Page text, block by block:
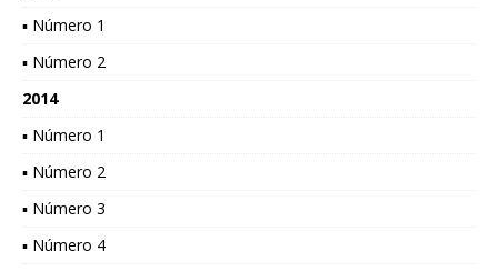
▪ Número 1
▪ Número 2
2014
▪ Número 1
▪ Número 2
▪ Número 3
▪ Número 4